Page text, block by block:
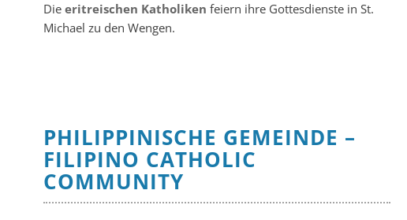
Die eritreischen Katholiken feiern ihre Gottesdienste in St.
Michael zu den Wengen.
PHILIPPINISCHE GEMEINDE –
FILIPINO CATHOLIC
COMMUNITY